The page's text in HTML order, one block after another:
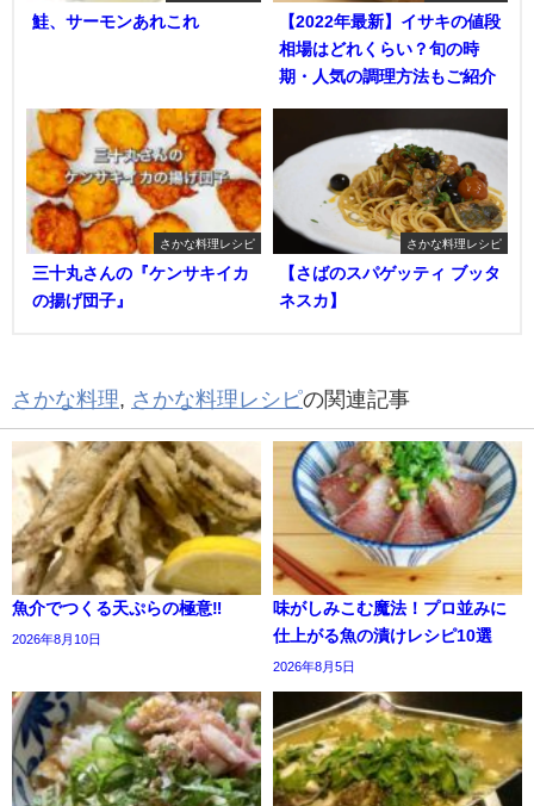
鮭、サーモンあれこれ
【2022年最新】イサキの値段
相場はどれくらい？旬の時
期・人気の調理方法もご紹介
さかな料理レシピ
三十丸さんの『ケンサキイカ
の揚げ団子』
さかな料理レシピ
【さばのスパゲッティ ブッタ
ネスカ】
さかな料理, さかな料理レシピの関連記事
魚介でつくる天ぷらの極意‼
2026年8月10日
味がしみこむ魔法！プロ並みに
仕上がる魚の漬けレシピ10選
2026年8月5日